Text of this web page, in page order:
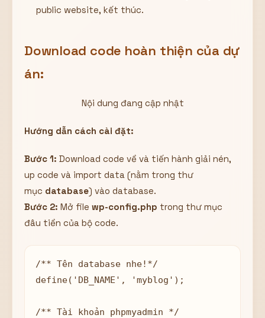
public website, kết thúc.
Download code hoàn thiện của dự
án:
Nội dung đang cập nhật
Hướng dẫn cách cài đặt:
Bước 1: Download code về và tiến hành giải nén,
up code và import data (nằm trong thư
mục database) vào database.
Bước 2: Mở file wp-config.php trong thư mục
đâu tiền của bộ code.
/** Tên database nhe!*/
define('DB_NAME', 'myblog');
/** Tài khoản phpmyadmin */